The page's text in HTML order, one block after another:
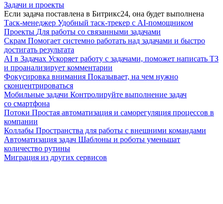
Задачи и проекты
Если задача поставлена в Битрикс24, она будет выполнена
Таск-менеджер Удобный таск-трекер с AI-помощником
Проекты Для работы со связанными задачами
Скрам Помогает системно работать над задачами и быстро
достигать результата
AI в Задачах Ускоряет работу с задачами, поможет написать ТЗ
и проанализирует комментарии
Фокусировка внимания Показывает, на чем нужно
сконцентрироваться
Мобильные задачи Контролируйте выполнение задач
со смартфона
Потоки Простая автоматизация и саморегуляция процессов в
компании
Коллабы Пространства для работы с внешними командами
Автоматизация задач Шаблоны и роботы уменьшат
количество рутины
Миграция из других сервисов